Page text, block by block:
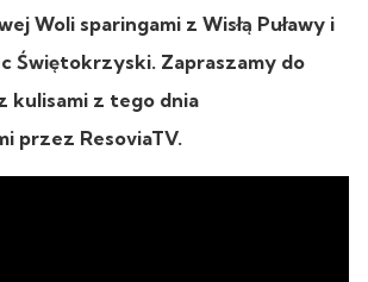
Woli sparingami z Wisłą Puławy i
Świętokrzyski. Zapraszamy do
kulisami z tego dnia
przez ResoviaTV.